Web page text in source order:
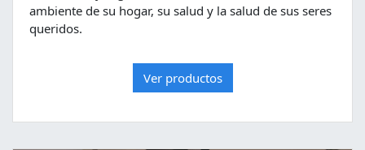
ambiente de su hogar, su salud y la salud de sus seres
queridos.
Ver productos